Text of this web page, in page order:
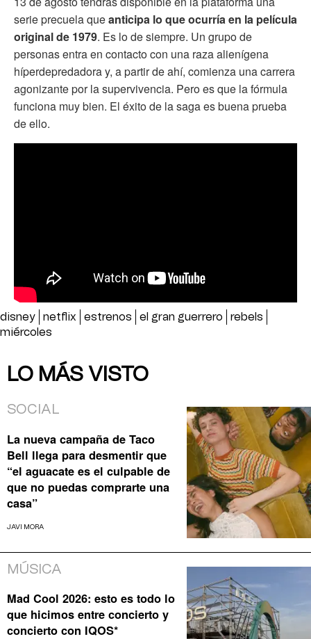
serie precuela queanticipa lo que ocurría en la película
original de 1979. Es lo de siempre. Un grupo de
personas entra en contacto con una raza alienígena
híperdepredadora y, a partir de ahí, comienza una carrera
agonizante por la supervivencia. Pero es que la fórmula
funciona muy bien. El éxito de la saga es buena prueba
de ello.
disney netflix estrenos el gran guerrero
rebels
miércoles
LO MÁS VISTO
SOCIAL
La nueva campaña de Taco
Bell llega para desmentir que
“el aguacate es el culpable de
que no puedas comprarte una
casa”
JAVI MORA
MÚSICA
Mad Cool 2026: esto es todo lo
que hicimos entre concierto y
concierto con IQOS*